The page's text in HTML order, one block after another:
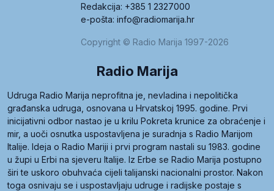
Redakcija: +385 1 2327000
e-pošta: info@radiomarija.hr
Copyright © Radio Marija 1997-2026
Radio Marija
Udruga Radio Marija neprofitna je, nevladina i nepolitička
građanska udruga, osnovana u Hrvatskoj 1995. godine. Prvi
inicijativni odbor nastao je u krilu Pokreta krunice za obraćenje i
mir, a uoči osnutka uspostavljena je suradnja s Radio Marijom
Italije. Ideja o Radio Mariji i prvi program nastali su 1983. godine
u župi u Erbi na sjeveru Italije. Iz Erbe se Radio Marija postupno
širi te uskoro obuhvaća cijeli talijanski nacionalni prostor. Nakon
toga osnivaju se i uspostavljaju udruge i radijske postaje s